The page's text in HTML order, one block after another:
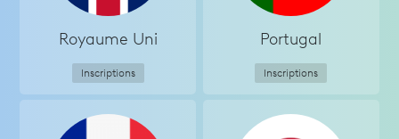
Royaume Uni
Inscriptions
Portugal
Inscriptions